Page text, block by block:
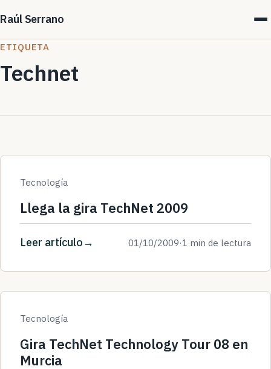
Raúl Serrano
ETIQUETA
Technet
Tecnología
Llega la gira TechNet 2009
Leer artículo 01/10/2009·1 min de lectura
Tecnología
Gira TechNet Technology Tour 08 en
Murcia